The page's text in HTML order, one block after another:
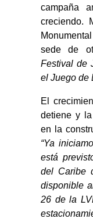
campaña
creciendo.
sede de
Festival de
el Juego de
El
detiene y
en la
“Ya
está
del Caribe
disponible
26 de la